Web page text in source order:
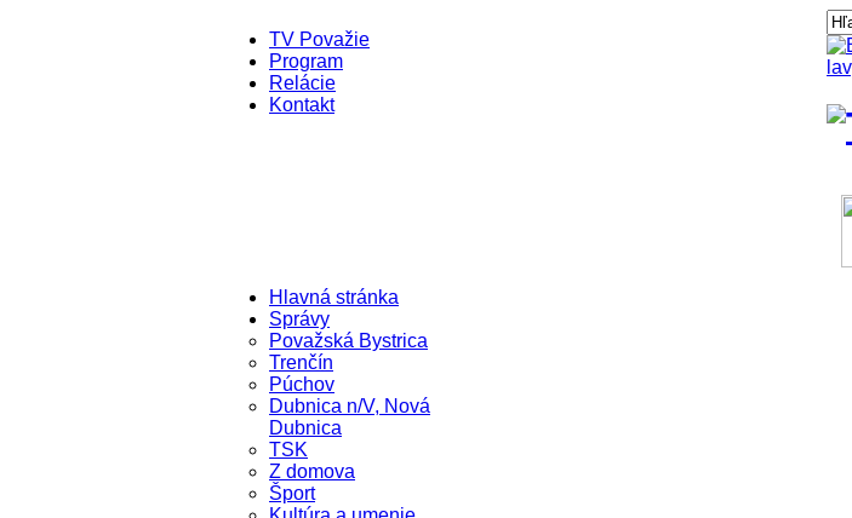
TV Považie
Program
Relácie
Kontakt
Hlavná stránka
Správy
Považská Bystrica
Trenčín
Púchov
Dubnica n/V, Nová
Dubnica
TSK
Z domova
Šport